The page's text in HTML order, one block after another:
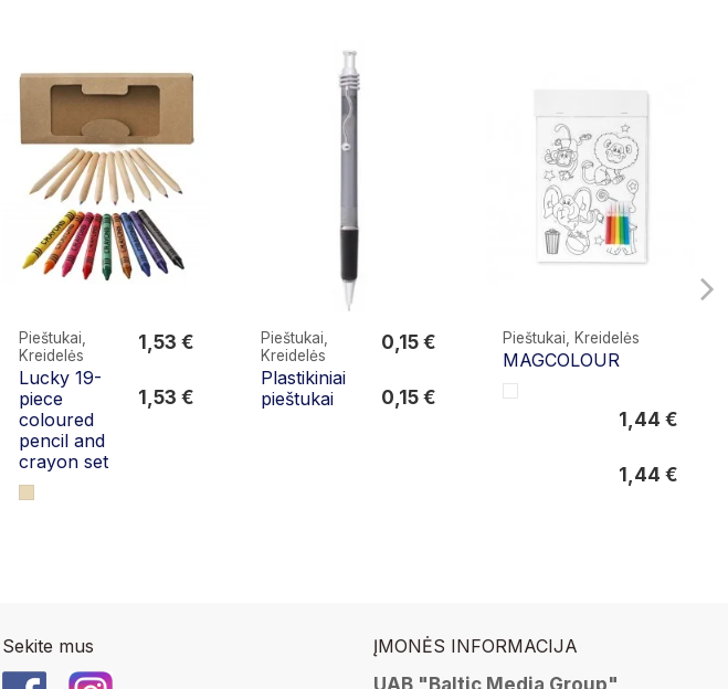
Pieštukai,
Kreidelės
Lucky 19-
piece
coloured
pencil and
crayon set
1,53 €
1,53 €
Pieštukai,
Kreidelės
Plastikiniai
pieštukai
0,15 €
0,15 €
Pieštukai, Kreidelės
MAGCOLOUR
1,44 €
1,44 €
Sekite mus
ĮMONĖS INFORMACIJA
UAB "Baltic Media Group"